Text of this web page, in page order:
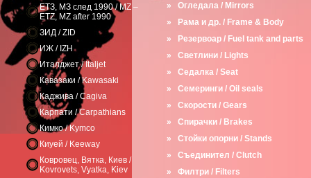
ЕТЗ, МЗ след 1990 / MZ –
ETZ, MZ after 1990
ЗИД / ZID
ИЖ / IZH
Италджет / Italjet
Кавазаки / Kawasaki
Каджива / Cagiva
Карпати / Carpathians
Кимко / Kymco
Киуей / Keeway
Ковровец, Вятка, Киев /
Kovrovets, Vyatka, Kiev
» Огледала / Mirrors
»
Рама и др. / Frame & Body
»
Резервоар / Fuel tank and parts
» Светлини / Lights
» Седалка / Seat
» Семеринги / Oil seals
» Скорости / Gears
» Спирачки / Brakes
» Стойки опорни / Stands
» Съединител / Clutch
» Филтри / Filters